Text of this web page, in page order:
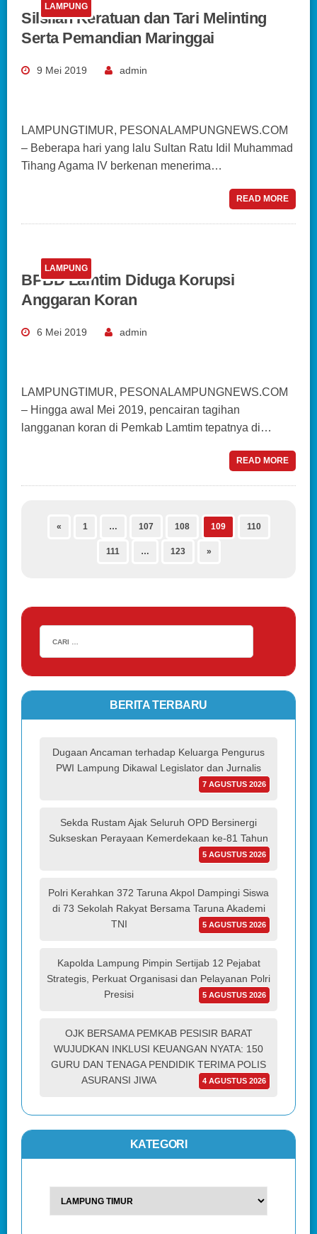
LAMPUNG
Silsilah Keratuan dan Tari Melinting
Serta Pemandian Maringgai
9 Mei 2019 admin
LAMPUNGTIMUR, PESONALAMPUNGNEWS.COM
– Beberapa hari yang lalu Sultan Ratu Idil Muhammad
Tihang Agama IV berkenan menerima…
READ MORE
LAMPUNG
BPBD Lamtim Diduga Korupsi
Anggaran Koran
6 Mei 2019 admin
LAMPUNGTIMUR, PESONALAMPUNGNEWS.COM
– Hingga awal Mei 2019, pencairan tagihan
langganan koran di Pemkab Lamtim tepatnya di…
READ MORE
« 1 … 107 108 109 110
111 … 123 »
BERITA TERBARU
Dugaan Ancaman terhadap Keluarga Pengurus
PWI Lampung Dikawal Legislator dan Jurnalis
7 AGUSTUS 2026
Sekda Rustam Ajak Seluruh OPD Bersinergi
Sukseskan Perayaan Kemerdekaan ke-81 Tahun
5 AGUSTUS 2026
Polri Kerahkan 372 Taruna Akpol Dampingi Siswa
di 73 Sekolah Rakyat Bersama Taruna Akademi
TNI
5 AGUSTUS 2026
Kapolda Lampung Pimpin Sertijab 12 Pejabat
Strategis, Perkuat Organisasi dan Pelayanan Polri
Presisi
5 AGUSTUS 2026
OJK BERSAMA PEMKAB PESISIR BARAT
WUJUDKAN INKLUSI KEUANGAN NYATA: 150
GURU DAN TENAGA PENDIDIK TERIMA POLIS
ASURANSI JIWA
4 AGUSTUS 2026
KATEGORI